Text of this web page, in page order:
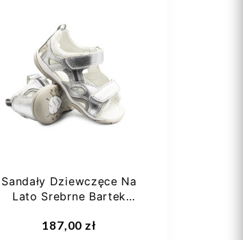
Sandały Dziewczęce Na
Lato Srebrne Bartek
187,00 zł